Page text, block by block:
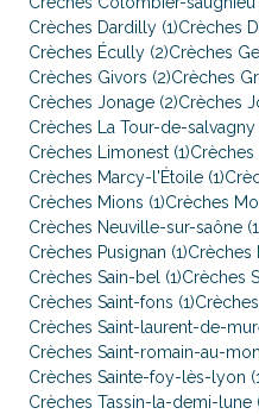
Crèches Dardilly (1)Crèches
Crèches Écully (2)Crèches
Crèches Givors (2)Crèches
Crèches Jonage (2)Crèches
Crèches La Tour-de-salvagny
Crèches Limonest (1)Crèches
Crèches Marcy-l'Étoile (1)
Crèches Mions (1)Crèches
Crèches Neuville-sur-saône
Crèches Pusignan (1)Crèches
Crèches Sain-bel (1)Crèches
Crèches Saint-fons (1)
Crèches Saint-laurent-de-
Crèches Saint-romain-au-
Crèches Sainte-foy-lès-lyon
Crèches Tassin-la-demi-lune